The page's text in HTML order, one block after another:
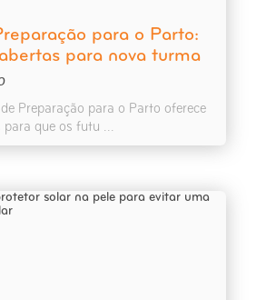
para o Parto:
para nova turma
Preparação para o Parto oferece
que os futu ...